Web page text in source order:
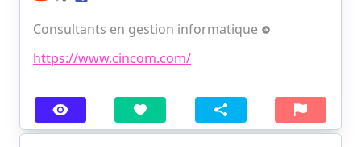
Consultants en gestion informatique
https://www.cincom.com/